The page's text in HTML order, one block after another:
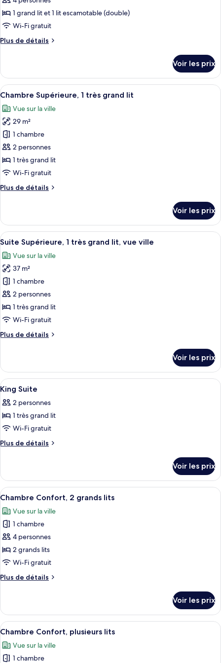
View
type
de
chambre :
Chambre
lits
1 grand lit et 1 lit escamotable (double)
Wi-Fi gratuit
Plus de détails
Plus
le
type
de
Chambre
Confort,
plusieurs
lits
Voir les prix
Afficher
toutes
les
photos
pour
ce
type
de
chambre :
Chambre
très
grand
lit
Une chambre d’hôtel avec un
8
Chambre Supérieure, 1 très grand lit
Vue sur la ville
29 m²
1 chambre
2 personnes
1 très grand lit
Wi-Fi gratuit
Plus de détails
Plus
le
type
de
Chambre
Supérieure,
très
grand
lit
Voir les prix
Afficher
toutes
les
photos
pour
ce
type
de
chambre :
Suite
très
grand
lit,
vue
ville
Une chambre d’hôtel moderne
11
Suite Supérieure, 1 très grand lit, vue ville
Vue sur la ville
37 m²
1 chambre
2 personnes
1 très grand lit
Wi-Fi gratuit
Plus de détails
Plus
le
type
de
chambre
Suite
Supérieure,
très
grand
lit,
Voir les prix
Afficher
toutes
les
photos
pour
ce
chambre :
King
Suite
Draps en coton égyptien, literie de
15
King Suite
2 personnes
1 très grand lit
Wi-Fi gratuit
Plus de détails
Plus
le
type
de
King
Suite
Voir les prix
Afficher
toutes
les
photos
pour
ce
type
chambre :
2
grands
lits
Une chambre d’hôtel avec un lit, un
8
Chambre Confort, 2 grands lits
Vue sur la ville
1 chambre
4 personnes
2 grands lits
Wi-Fi gratuit
Plus de détails
Plus
le
type
de
Chambre
Confort,
Voir les prix
Afficher
toutes
les
photos
Une chambre d’hôtel comprenant
8
Chambre Confort, plusieurs lits
Vue sur la ville
1 chambre